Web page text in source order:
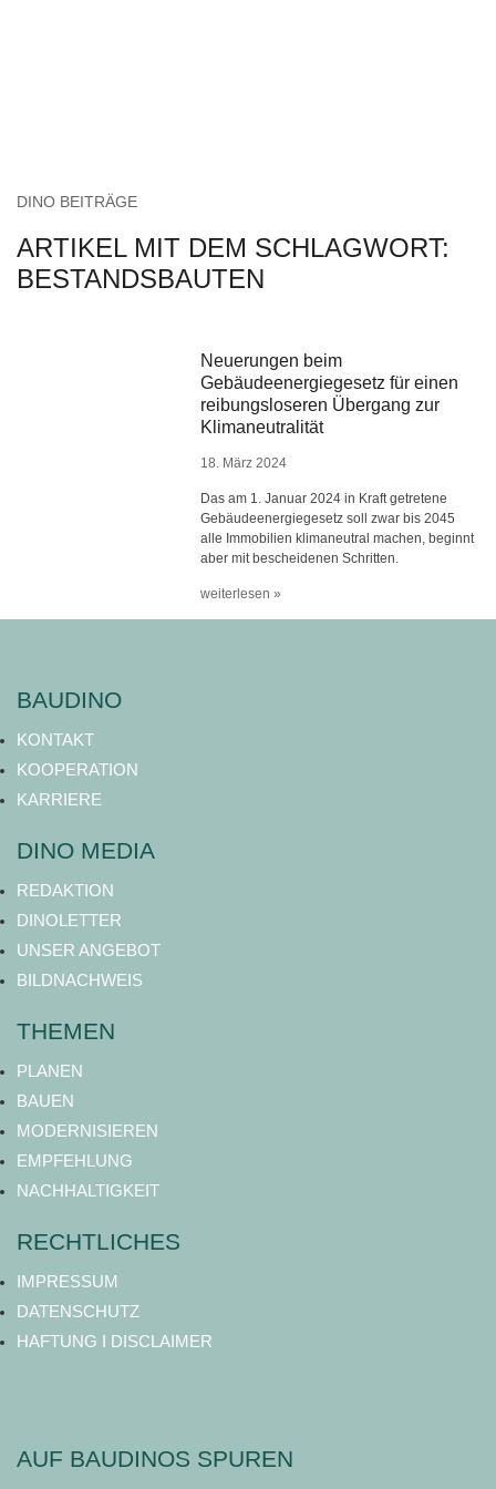
DINO BEITRÄGE
ARTIKEL MIT DEM SCHLAGWORT:
BESTANDSBAUTEN
Neuerungen beim
Gebäudeenergiegesetz für einen
reibungsloseren Übergang zur
Klimaneutralität
18. März 2024
Das am 1. Januar 2024 in Kraft getretene
Gebäudeenergiegesetz soll zwar bis 2045
alle Immobilien klimaneutral machen, beginnt
aber mit bescheidenen Schritten.
weiterlesen »
BAUDINO
KONTAKT
KOOPERATION
KARRIERE
DINO MEDIA
REDAKTION
DINOLETTER
UNSER ANGEBOT
BILDNACHWEIS
THEMEN
PLANEN
BAUEN
MODERNISIEREN
EMPFEHLUNG
NACHHALTIGKEIT
RECHTLICHES
IMPRESSUM
DATENSCHUTZ
HAFTUNG I DISCLAIMER
AUF BAUDINOS SPUREN